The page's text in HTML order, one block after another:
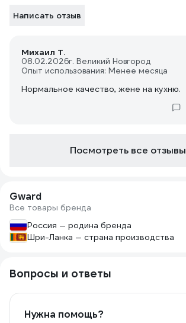
Написать отзыв
Михаил Т.
08.02.2026г. Великий Новгород
Опыт использования: Менее месяца
Нормальное качество, жене на кухню.
Посмотреть все отзывы
Gward
Все товары бренда
Россия — родина бренда
Шри-Ланка — страна производства
Вопросы и ответы
Нужна помощь?